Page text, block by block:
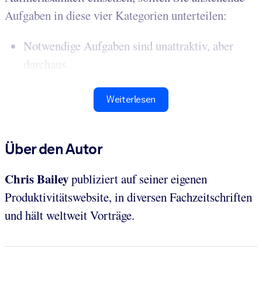
Aufgaben in diese vier Kategorien unterteilen:
Notwendige Aufgaben sind unattraktiv, aber
durchaus...
Weiterlesen
Über den Autor
Chris Baileypubliziert auf seiner eigenen
Produktivitätswebsite, in diversen Fachzeitschriften
und hält weltweit Vorträge.